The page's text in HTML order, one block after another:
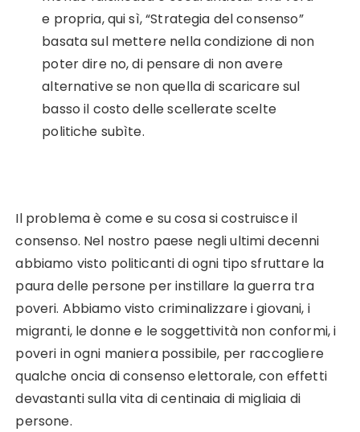
e propria, qui sì, “Strategia del consenso”
basata sul mettere nella condizione di non
poter dire no, di pensare di non avere
alternative se non quella di scaricare sul
basso il costo delle scellerate scelte
politiche subìte.
Il problema è come e su cosa si costruisce il
consenso. Nel nostro paese negli ultimi decenni
abbiamo visto politicanti di ogni tipo sfruttare la
paura delle persone per instillare la guerra tra
poveri. Abbiamo visto criminalizzare i giovani, i
migranti, le donne e le soggettività non conformi, i
poveri in ogni maniera possibile, per raccogliere
qualche oncia di consenso elettorale, con effetti
devastanti sulla vita di centinaia di migliaia di
persone.